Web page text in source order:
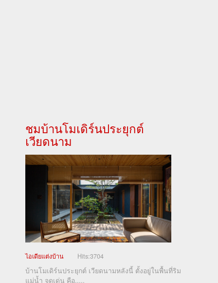
ชมบ้านโมเดิร์นประยุกต์
เวียดนาม
ไอเดียแต่งบ้าน Hits:3704
บ้านโมเดิร์นประยุกต์ เวียดนามหลังนี้ ตั้งอยู่ในพื้นที่ริม
แม่น้ำ จุดเด่น คือ.....